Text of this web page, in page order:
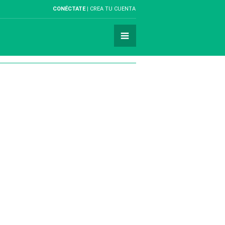
CONÉCTATE CREA TU CUENTA